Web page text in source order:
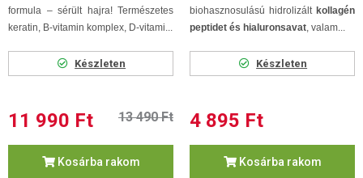
formula – sérült hajra! Természetes
keratin, B-vitamin komplex, D-vitami...
Készleten
11 990 Ft 13 490 Ft
Kosárba rakom
biohasznosulású hidrolizált kollagén
peptidet és hialuronsavat, valam...
Készleten
4 895 Ft
Kosárba rakom